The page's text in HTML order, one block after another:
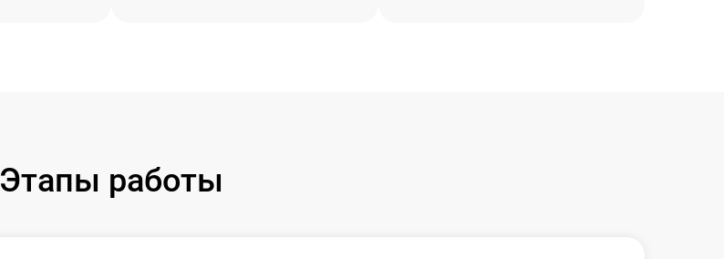
Этапы работы